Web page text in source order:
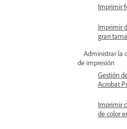
Imprimir
Imprimir
gran
Administrar la
de impresión
Gestión
Acrobat
Imprimir
de color